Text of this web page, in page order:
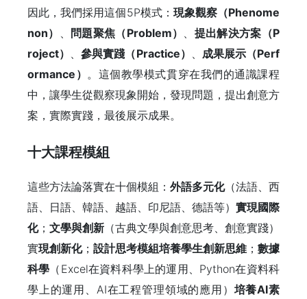
因此，我們採用這個5P模式： 現象觀察（Phenome
non） 、 問題聚焦（Problem） 、 提出解決方案（P
roject） 、參與實踐（Practice） 、 成果展示（Perf
ormance ） 。這個教學模式貫穿在我們的通識課程
中，讓學生從觀察現象開始，發現問題，提出創意方
案，實際實踐，最後展示成果。
十大課程模組
這些方法論落實在十個模組： 外語多元化（法語、西
語、日語、韓語、越語、印尼語、德語等） 實現國際
化； 文學與創新 （古典文學與創意思考、創意實踐）
實現創新化； 設計思考模組培養學生創新思維 ； 數據
科學 （Excel在資料科學上的運用、Python在資料科
學上的運用、AI在工程管理領域的應用） 培養AI素